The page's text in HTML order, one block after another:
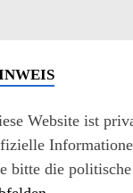
Website ist
bitte die politische